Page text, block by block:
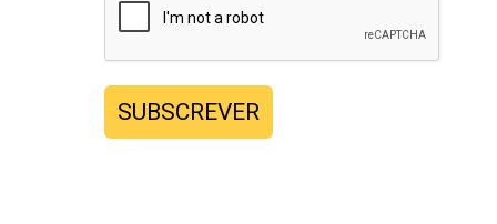
SUBSCREVER